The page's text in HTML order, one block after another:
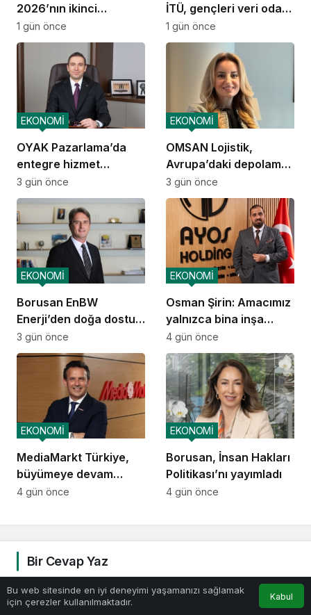
2026’nın ikinci
çeyreğinde olumlu
performansını
1 gün önce
İTÜ, gençleri veri odaklı
geleceğe hazırlıyor
1 gün önce
OYAK Pazarlama’da
entegre hizmet
ekosistemi kuruluyor
EKONOMİ
3 gün önce
OMSAN Lojistik,
Avrupa’daki depolama
ve dağıtım
operasyonlarına
başladı
EKONOMİ
3 gün önce
Borusan EnBW
Enerji’den doğa dostu
proje
EKONOMİ
3 gün önce
Osman Şirin: Amacımız
yalnızca bina inşa
etmek değil,
yatırımcısına
kazandıracak yaşam
alanları üretmek
EKONOMİ
4 gün önce
MediaMarkt Türkiye,
büyümeye devam
ediyor
EKONOMİ
4 gün önce
Borusan, İnsan Hakları
Politikası’nı yayımladı
EKONOMİ
4 gün önce
Bir Cevap Yaz
E-posta adresiniz yayınlanmayacak. Gerekli alanlar
* ile işaretlenmişlerdir
Bu web sitesinde en iyi deneyimi yaşamanızı sağlamak
için çerezler kullanılmaktadır.
Kabul
Anasayfa Akış Bildirimler
0